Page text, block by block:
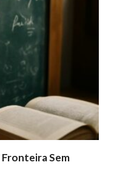
Fronteira Sem